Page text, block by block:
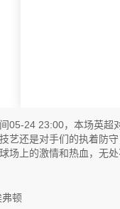
05-24 23:00，本场英超
艺还是对手们的执着防
场上的激情和热血，无
弗顿